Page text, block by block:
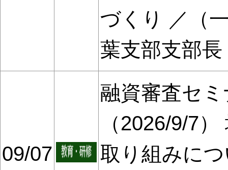
づくり ／（
葉支部支部長
09/07
融資審査セ
（2026/9/7
取り組みに